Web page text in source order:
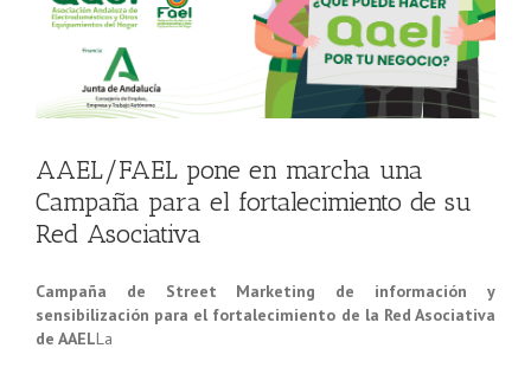
AAEL/FAEL pone en marcha una
Campaña para el fortalecimiento de su
Red Asociativa
Campaña de Street Marketing de información y
sensibilización para el fortalecimiento de la Red Asociativa
de AAELLa